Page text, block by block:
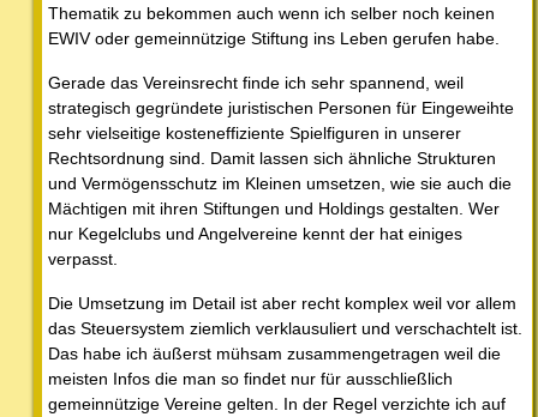
Thematik zu bekommen auch wenn ich selber noch keinen
EWIV oder gemeinnützige Stiftung ins Leben gerufen habe.
Gerade das Vereinsrecht finde ich sehr spannend, weil
strategisch gegründete juristischen Personen für Eingeweihte
sehr vielseitige kosteneffiziente Spielfiguren in unserer
Rechtsordnung sind. Damit lassen sich ähnliche Strukturen
und Vermögensschutz im Kleinen umsetzen, wie sie auch die
Mächtigen mit ihren Stiftungen und Holdings gestalten. Wer
nur Kegelclubs und Angelvereine kennt der hat einiges
verpasst.
Die Umsetzung im Detail ist aber recht komplex weil vor allem
das Steuersystem ziemlich verklausuliert und verschachtelt ist.
Das habe ich äußerst mühsam zusammengetragen weil die
meisten Infos die man so findet nur für ausschließlich
gemeinnützige Vereine gelten. In der Regel verzichte ich auf